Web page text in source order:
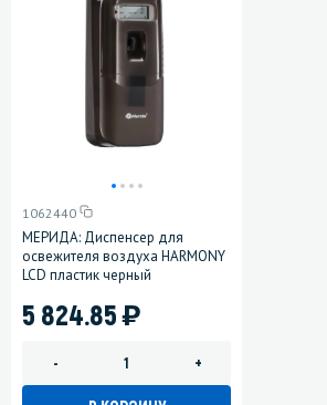
1062440
МЕРИДА: Диспенсер для
освежителя воздуха HARMONY
LCD пластик черный
5 824.85)
- +